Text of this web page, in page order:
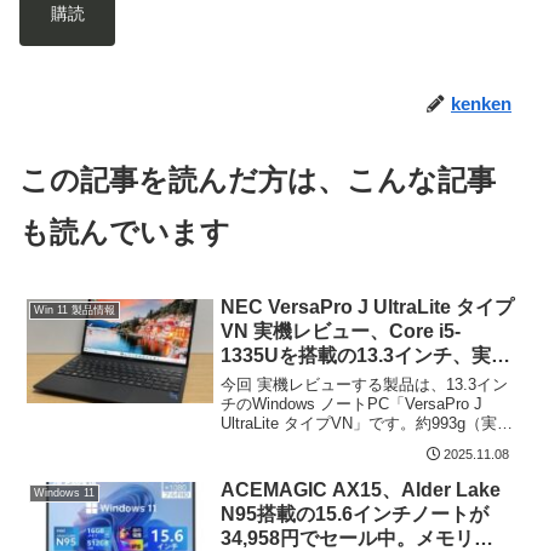
購読
kenken
この記事を読んだ方は、こんな記事
も読んでいます
Win 11 製品情報
NEC VersaPro J UltraLite タイプ
VN 実機レビュー、Core i5-
1335Uを搭載の13.3インチ、実測
976gの軽量ノート、ストローク
深めのキーボードは特に快適
今回 実機レビューする製品は、13.3イン
チのWindows ノートPC「VersaPro J
UltraLite タイプVN」です。約993g（実測
976g）と軽量であることが最大の特徴で
すが、CPUにCore i5-1335Uを搭載し...
2025.11.08
Windows 11
ACEMAGIC AX15、Alder Lake
N95搭載の15.6インチノートが
34,958円でセール中。メモリ